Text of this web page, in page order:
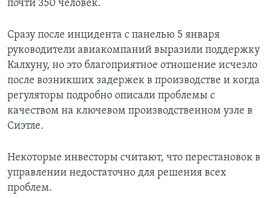
почти 350 человек.
Сразу после инцидента с панелью 5 января
руководители авиакомпаний выразили поддержку
Калхуну, но это благоприятное отношение исчезло
после возникших задержек в производстве и когда
регуляторы подробно описали проблемы с
качеством на ключевом производственном узле в
Сиэтле.
Некоторые инвесторы считают, что перестановок в
управлении недостаточно для решения всех
проблем.